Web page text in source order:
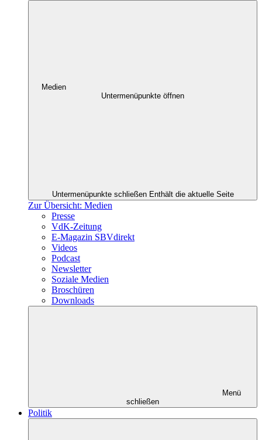
Medien
Untermenüpunkte öffnen
Untermenüpunkte schließen Enthält die aktuelle Seite
Zur Übersicht: Medien
Presse
VdK-Zeitung
E-Magazin SBVdirekt
Videos
Podcast
Newsletter
Soziale Medien
Broschüren
Downloads
Menü
schließen
Politik